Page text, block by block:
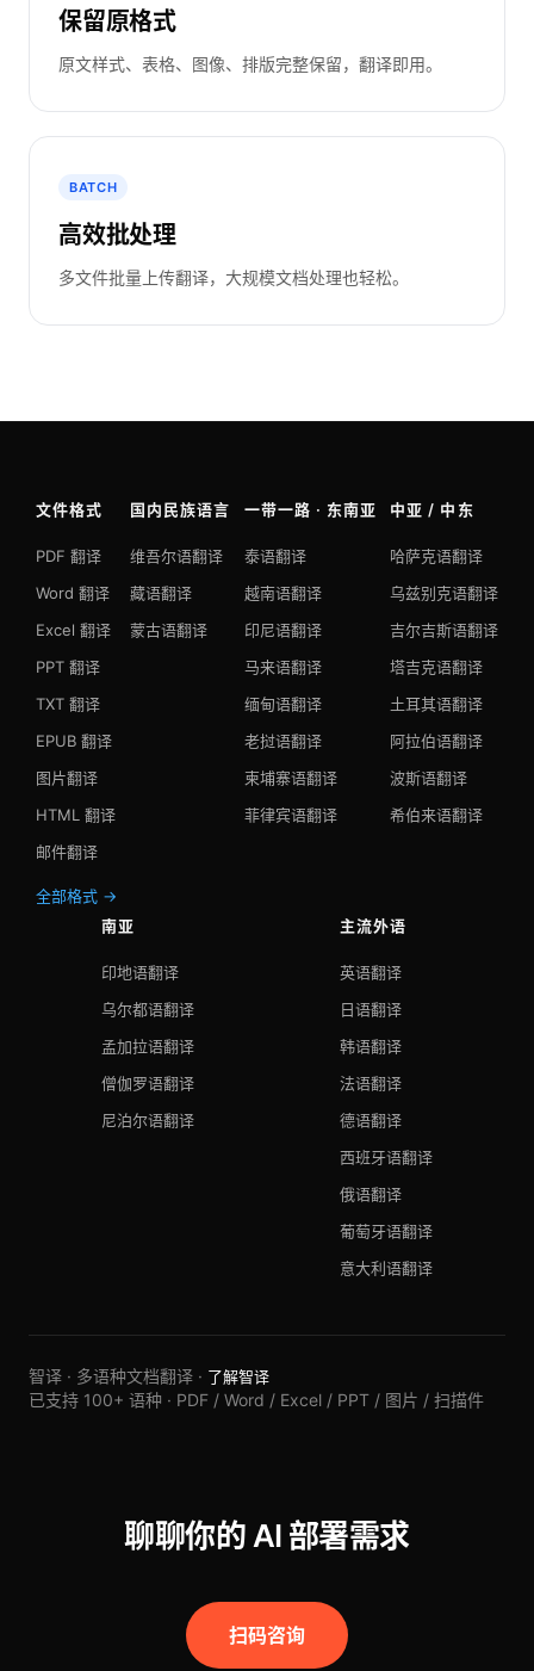
保留原格式
原文样式、表格、图像、排版完整保留，翻译即用。
BATCH
高效批处理
多文件批量上传翻译，大规模文档处理也轻松。
文件格式
PDF 翻译
Word 翻译
Excel 翻译
PPT 翻译
TXT 翻译
EPUB 翻译
图片翻译
HTML 翻译
邮件翻译
全部格式 →
国内民族语言
维吾尔语翻译
藏语翻译
蒙古语翻译
一带一路 · 东南亚
泰语翻译
越南语翻译
印尼语翻译
马来语翻译
缅甸语翻译
老挝语翻译
柬埔寨语翻译
菲律宾语翻译
中亚 / 中东
哈萨克语翻译
乌兹别克语翻译
吉尔吉斯语翻译
塔吉克语翻译
土耳其语翻译
阿拉伯语翻译
波斯语翻译
希伯来语翻译
南亚
印地语翻译
乌尔都语翻译
孟加拉语翻译
僧伽罗语翻译
尼泊尔语翻译
主流外语
英语翻译
日语翻译
韩语翻译
法语翻译
德语翻译
西班牙语翻译
俄语翻译
葡萄牙语翻译
意大利语翻译
智译 · 多语种文档翻译 · 了解智译
已支持 100+ 语种 · PDF / Word / Excel / PPT / 图片 / 扫描件
聊聊你的 AI 部署需求
扫码咨询